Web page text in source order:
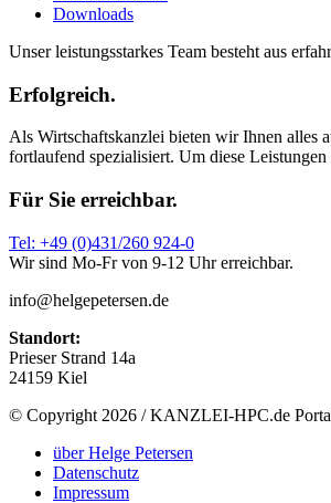
Downloads
Unser leistungsstarkes Team besteht aus
Erfolgreich.
Als Wirtschaftskanzlei bieten wir Ihnen alles
fortlaufend spezialisiert. Um diese
Für Sie erreichbar.
Tel: +49 (0)431/260 924-0
Wir sind Mo-Fr von 9-12 Uhr erreichbar.
info@helgepetersen.de
Standort:
Prieser Strand 14a
24159 Kiel
© Copyright 2026 / KANZLEI-HPC.de
über Helge Petersen
Datenschutz
Impressum